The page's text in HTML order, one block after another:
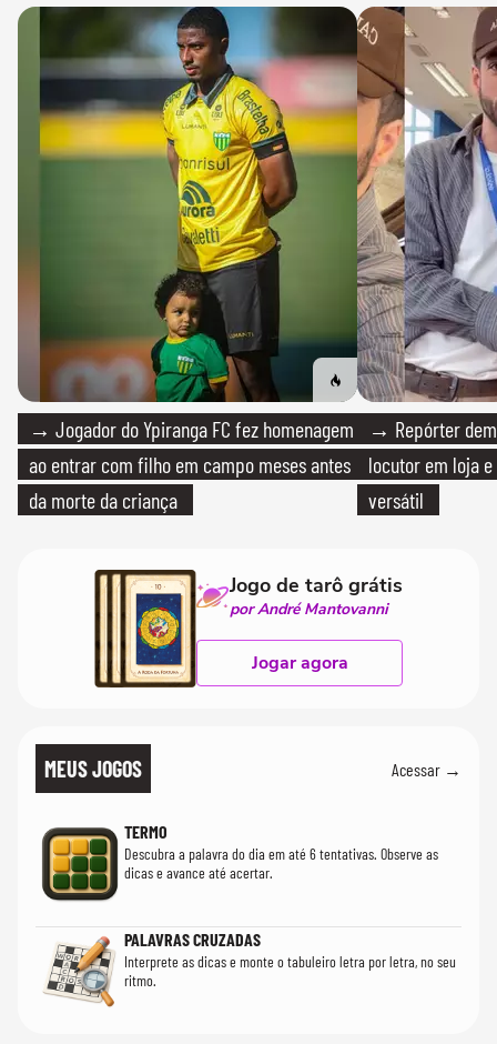
→ Jogador do Ypiranga FC fez homenagem
ao entrar com filho em campo meses antes
da morte da criança
→ Repórter
locutor em loja
versátil
Jogo de tarô grátis
por André Mantovanni
Jogar agora
MEUS JOGOS Acessar →
TERMO
Descubra a palavra do dia em até 6 tentativas. Observe as
dicas e avance até acertar.
PALAVRAS CRUZADAS
Interprete as dicas e monte o tabuleiro letra por letra, no seu
ritmo.